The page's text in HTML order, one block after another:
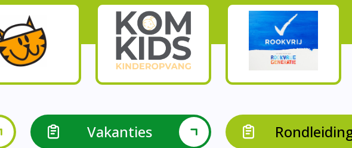
Op onze school krijgen leerlingen met een verrijkend aanbod
school werken leerkrachten samen in leerteams op het gebied
Op onze school vieren we samen.
school werken leraarondersteuners met leerlingen met een